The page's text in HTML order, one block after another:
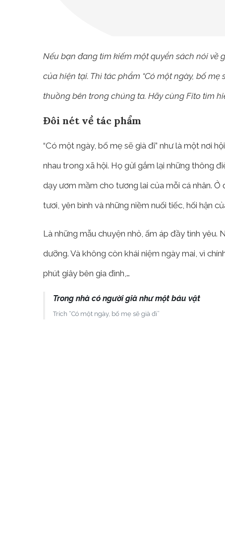
Nếu bạn đang tìm kiếm một quyển sách nói về
của hiện tại. Thì tác phẩm “Có một ngày, bố
thuồng bên trong chúng ta. Hãy cùng Fito tìm
Đôi nét về tác phẩm
“Có một ngày, bố mẹ sẽ già đi” như là một nơi
nhau trong xã hội. Họ gửi gắm lại những thông
dạy ươm mầm cho tương lai của mỗi cá nhân.
tươi, yên bình và những niềm nuối tiếc, hối hận
Là những mẫu chuyện nhỏ, ấm áp đầy tình yêu.
dưỡng. Và không còn khái niệm ngày mai, vì
phút giây bên gia đình,…
Trong nhà có người già như một báu vật
Trích “Có một ngày, bố mẹ sẽ già đi”